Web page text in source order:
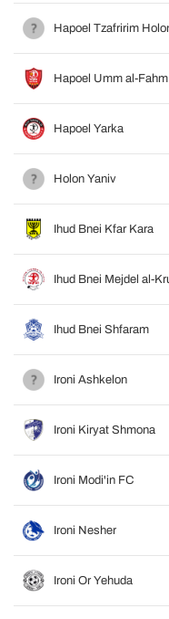
Hapoel Tzafririm
Hapoel Umm al-Fahm
Hapoel Yarka
Holon Yaniv
Ihud Bnei Kfar Kara
Ihud Bnei Mejdel al-
Ihud Bnei Shfaram
Ironi Ashkelon
Ironi Kiryat Shmona
Ironi Modi'in FC
Ironi Nesher
Ironi Or Yehuda